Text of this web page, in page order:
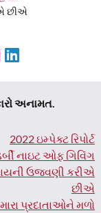
છીએ
Instagram
અનામત.
2022 ઇમ્પેક્ટ રિપોર્ટ
નાઇટ ઓફ ગિવિંગ
ઉજવણી કરીએ
છીએ
પ્રદાતાઓને મળો